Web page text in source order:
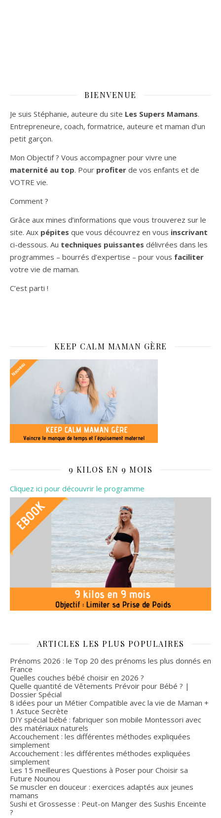
BIENVENUE
Je suis Stéphanie, auteure du site Les Supers Mamans.
Entrepreneure, coach, formatrice, auteure et maman d’un
petit garçon.
Mon Objectif ? Vous accompagner pour vivre une
maternité au top. Pour profiter de vos enfants et de
VOTRE vie.
Comment ?
Grâce aux mines d’informations que vous trouverez sur le
site. Aux pépites que vous découvrez en vous inscrivant
ci-dessous. Au techniques puissantes délivrées dans les
programmes – bourrés d’expertise – pour vous faciliter
votre vie de maman.
C’est parti !
KEEP CALM MAMAN GÈRE
9 KILOS EN 9 MOIS
Cliquez ici pour découvrir le programme
ARTICLES LES PLUS POPULAIRES
Prénoms 2026 : le Top 20 des prénoms les plus donnés en
France
Quelles couches bébé choisir en 2026 ?
Quelle quantité de Vêtements Prévoir pour Bébé ? |
Dossier Spécial
8 idées pour un Métier Compatible avec la vie de Maman +
1 Astuce Secrète
DIY spécial bébé : fabriquer son mobile Montessori avec
des matériaux naturels
Accouchement : les différentes méthodes expliquées
simplement
Accouchement : les différentes méthodes expliquées
simplement
Les 15 meilleures Questions à Poser pour Choisir sa
Future Nounou
Se muscler en douceur : exercices adaptés aux jeunes
mamans
Sushi et Grossesse : Peut-on Manger des Sushis Enceinte
?